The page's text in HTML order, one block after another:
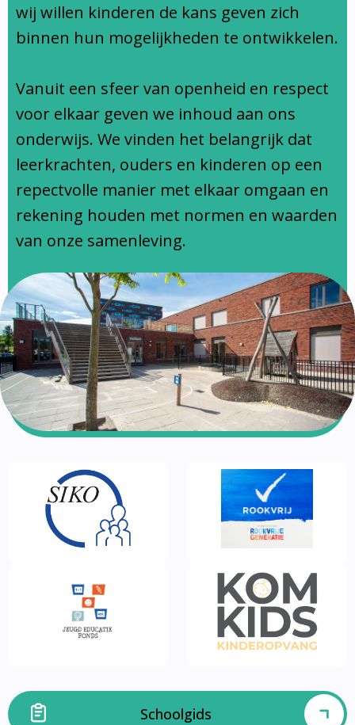
Ondersteuningsprofiel
wij willen kinderen de kans geven zich
binnen hun mogelijkheden te ontwikkelen.
Vanuit een sfeer van openheid en respect
voor elkaar geven we inhoud aan ons
onderwijs. We vinden het belangrijk dat
leerkrachten, ouders en kinderen op een
repectvolle manier met elkaar omgaan en
rekening houden met normen en waarden
van onze samenleving.
Schoolgids